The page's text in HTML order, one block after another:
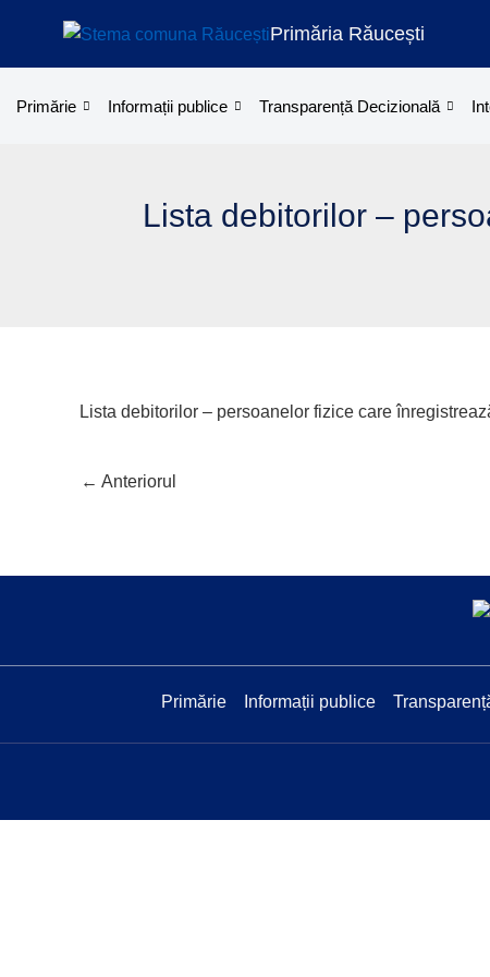
content
Primăria Răucești
Primărie Informații publice Transparență Decizională
Lista debitorilor –
Lista debitorilor – persoanelor fizice care
← Anteriorul
Primărie Informații publice